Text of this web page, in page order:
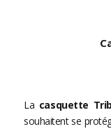
La casquette
souhaitent se